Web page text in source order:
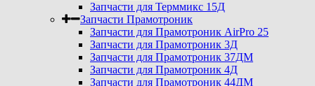
Запчасти для Терммикс 15Д
Запчасти Прамотроник
Запчасти для Прамотроник AirPro 25
Запчасти для Прамотроник 3Д
Запчасти для Прамотроник 37ДМ
Запчасти для Прамотроник 4Д
Запчасти для Прамотроник 44ДМ